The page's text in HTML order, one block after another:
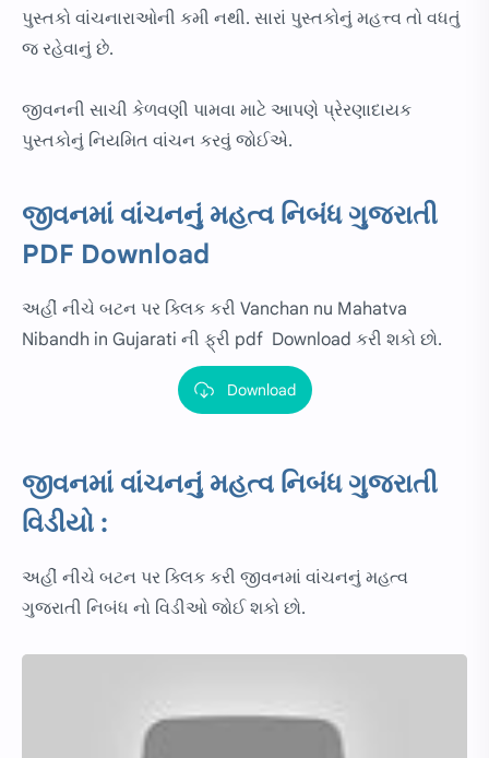
પુસ્તકો વાંચનારાઓની કમી નથી. સારાં પુસ્તકોનું મહત્ત્વ તો વધતું
જ રહેવાનું છે.
જીવનની સાચી કેળવણી પામવા માટે આપણે પ્રેરણાદાયક
પુસ્તકોનું નિયમિત વાંચન કરવું જોઈએ.
જીવનમાં વાંચનનું મહત્વ નિબંધ ગુજરાતી
PDF Download
અહીં નીચે બટન પર ક્લિક કરી Vanchan nu Mahatva
Nibandh in Gujarati ની ફ્રી pdf Download કરી શકો છો.
Download
જીવનમાં વાંચનનું મહત્વ નિબંધ ગુજરાતી
વિડીયો :
અહીં નીચે બટન પર ક્લિક કરી જીવનમાં વાંચનનું મહત્વ
ગુજરાતી નિબંધ નો વિડીઓ જોઈ શકો છો.